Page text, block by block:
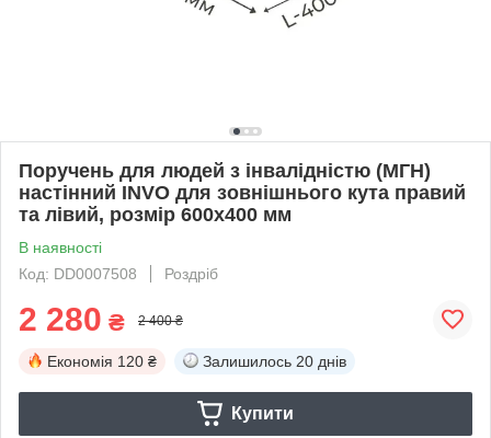
Поручень для людей з інвалідністю (МГН)
настінний INVO для зовнішнього кута правий
та лівий, розмір 600х400 мм
В наявності
Код: DD0007508
Роздріб
2 280 ₴ 2 400 ₴
Економія 120 ₴ Залишилось 20 днів
Купити